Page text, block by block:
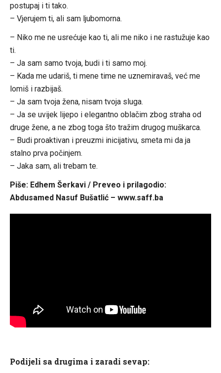
postupaj i ti tako.
– Vjerujem ti, ali sam ljubomorna.
– Niko me ne usrećuje kao ti, ali me niko i ne rastužuje kao
ti.
– Ja sam samo tvoja, budi i ti samo moj.
– Kada me udariš, ti mene time ne uznemiravaš, već me
lomiš i razbijaš.
– Ja sam tvoja žena, nisam tvoja sluga.
– Ja se uvijek lijepo i elegantno oblačim zbog straha od
druge žene, a ne zbog toga što tražim drugog muškarca.
– Budi proaktivan i preuzmi inicijativu, smeta mi da ja
stalno prva počinjem.
– Jaka sam, ali trebam te.
Piše: Edhem Šerkavi / Preveo i prilagodio:
Abdusamed Nasuf Bušatlić – www.saff.ba
Podijeli sa drugima i zaradi sevap: